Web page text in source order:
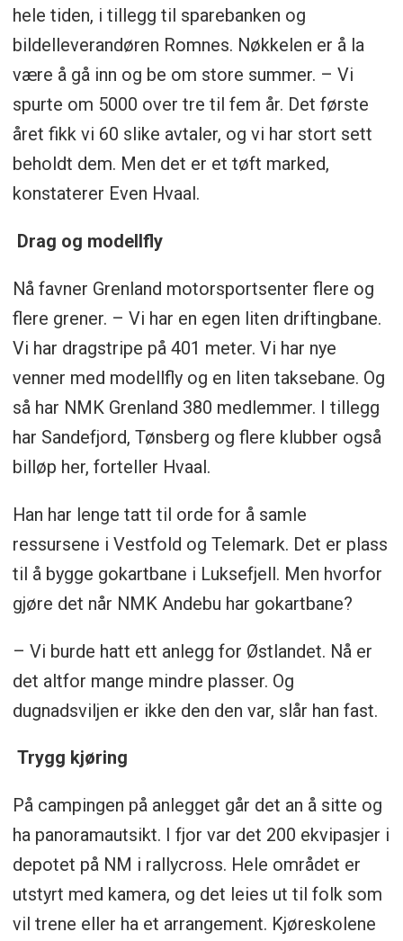
hele tiden, i tillegg til sparebanken og
bildelleverandøren Romnes. Nøkkelen er å la
være å gå inn og be om store summer. – Vi
spurte om 5000 over tre til fem år. Det første
året fikk vi 60 slike avtaler, og vi har stort sett
beholdt dem. Men det er et tøft marked,
konstaterer Even Hvaal.
Drag og modellfly
Nå favner Grenland motorsportsenter flere og
flere grener. – Vi har en egen liten driftingbane.
Vi har dragstripe på 401 meter. Vi har nye
venner med modellfly og en liten taksebane. Og
så har NMK Grenland 380 medlemmer. I tillegg
har Sandefjord, Tønsberg og flere klubber også
billøp her, forteller Hvaal.
Han har lenge tatt til orde for å samle
ressursene i Vestfold og Telemark. Det er plass
til å bygge gokartbane i Luksefjell. Men hvorfor
gjøre det når NMK Andebu har gokartbane?
– Vi burde hatt ett anlegg for Østlandet. Nå er
det altfor mange mindre plasser. Og
dugnadsviljen er ikke den den var, slår han fast.
Trygg kjøring
På campingen på anlegget går det an å sitte og
ha panoramautsikt. I fjor var det 200 ekvipasjer i
depotet på NM i rallycross. Hele området er
utstyrt med kamera, og det leies ut til folk som
vil trene eller ha et arrangement. Kjøreskolene